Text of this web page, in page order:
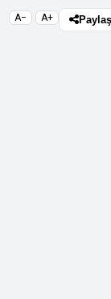
A− A+ Paylaş